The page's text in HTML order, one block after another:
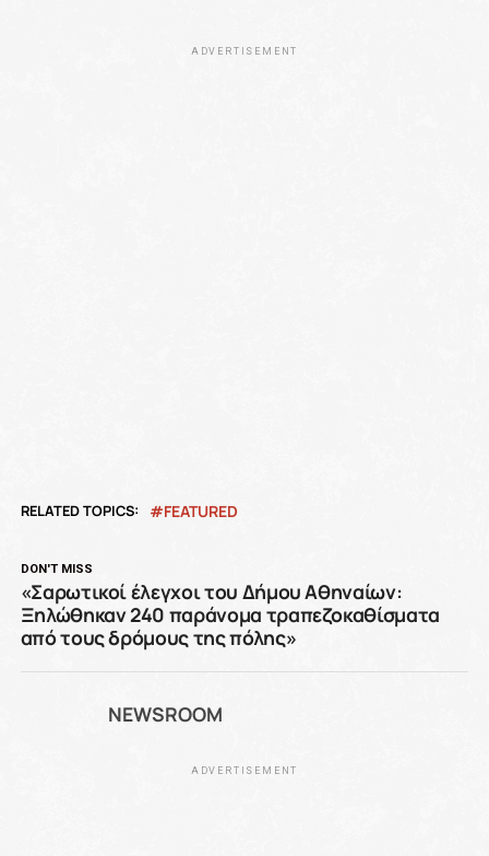
ADVERTISEMENT
RELATED TOPICS: FEATURED
DON'T MISS
«Σαρωτικοί έλεγχοι του Δήμου Αθηναίων:
Ξηλώθηκαν 240 παράνομα τραπεζοκαθίσματα
από τους δρόμους της πόλης»
NEWSROOM
ADVERTISEMENT